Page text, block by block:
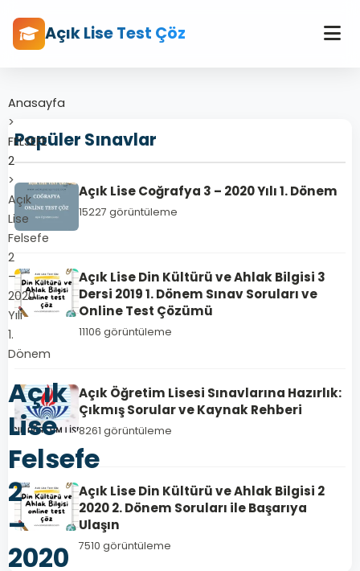
Açık Lise Test Çöz
Anasayfa
>
FELSEFE
2
>
Açık
Lise
Felsefe
2
–
2020
Yılı
1.
Dönem
Açık
Lise
Felsefe
2
–
2020
Popüler Sınavlar
Açık Lise Coğrafya 3 – 2020 Yılı 1. Dönem
15227 görüntüleme
Açık Lise Din Kültürü ve Ahlak Bilgisi 3
Dersi 2019 1. Dönem Sınav Soruları ve
Online Test Çözümü
11106 görüntüleme
Açık Öğretim Lisesi Sınavlarına Hazırlık:
Çıkmış Sorular ve Kaynak Rehberi
8261 görüntüleme
Açık Lise Din Kültürü ve Ahlak Bilgisi 2
2020 2. Dönem Soruları ile Başarıya
Ulaşın
7510 görüntüleme